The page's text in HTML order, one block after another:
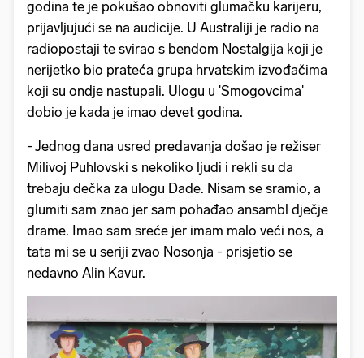
godina te je pokušao obnoviti glumačku karijeru,
prijavljujući se na audicije. U Australiji je radio na
radiopostaji te svirao s bendom Nostalgija koji je
nerijetko bio prateća grupa hrvatskim izvođačima
koji su ondje nastupali. Ulogu u 'Smogovcima'
dobio je kada je imao devet godina.
- Jednog dana usred predavanja došao je režiser
Milivoj Puhlovski s nekoliko ljudi i rekli su da
trebaju dečka za ulogu Dade. Nisam se sramio, a
glumiti sam znao jer sam pohađao ansambl dječje
drame. Imao sam sreće jer imam malo veći nos, a
tata mi se u seriji zvao Nosonja - prisjetio se
nedavno Alin Kavur.